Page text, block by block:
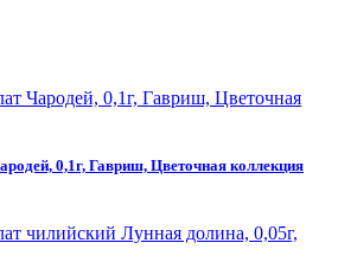
0,1г, Гавриш, Цветочная коллекция